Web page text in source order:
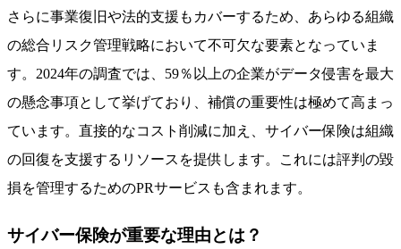
さらに事業復旧や法的支援もカバーするため、あらゆる組織
の総合リスク管理戦略において不可欠な要素となっていま
す。2024年の調査では、59％以上の企業がデータ侵害を最大
の懸念事項として挙げており、補償の重要性は極めて高まっ
ています。直接的なコスト削減に加え、サイバー保険は組織
の回復を支援するリソースを提供します。これには評判の毀
損を管理するためのPRサービスも含まれます。
サイバー保険が重要な理由とは？